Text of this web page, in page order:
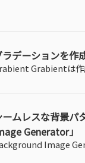
ラデーションを作
Grabientは作
ームレスな背景パ
Generator」
Image